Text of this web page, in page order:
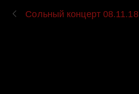
Сольный концерт 08.11.18